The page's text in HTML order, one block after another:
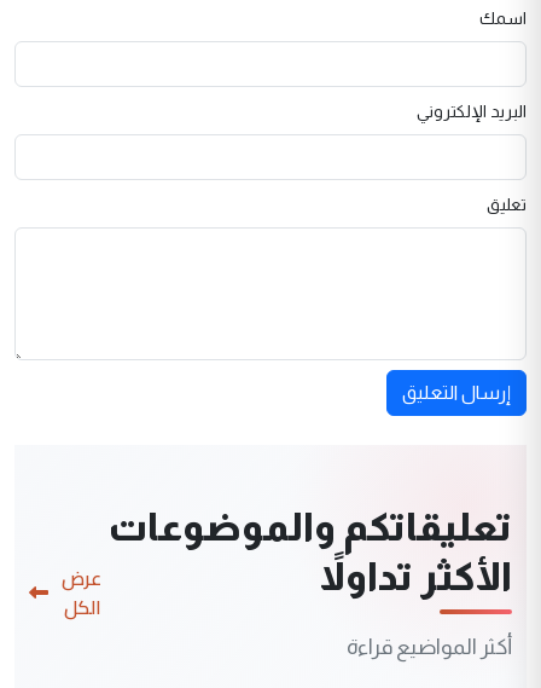
اسمك
البريد الإلكتروني
تعليق
إرسال التعليق
تعليقاتكم والموضوعات
الأكثر تداولاً
أكثر المواضيع قراءة
عرض
الكل